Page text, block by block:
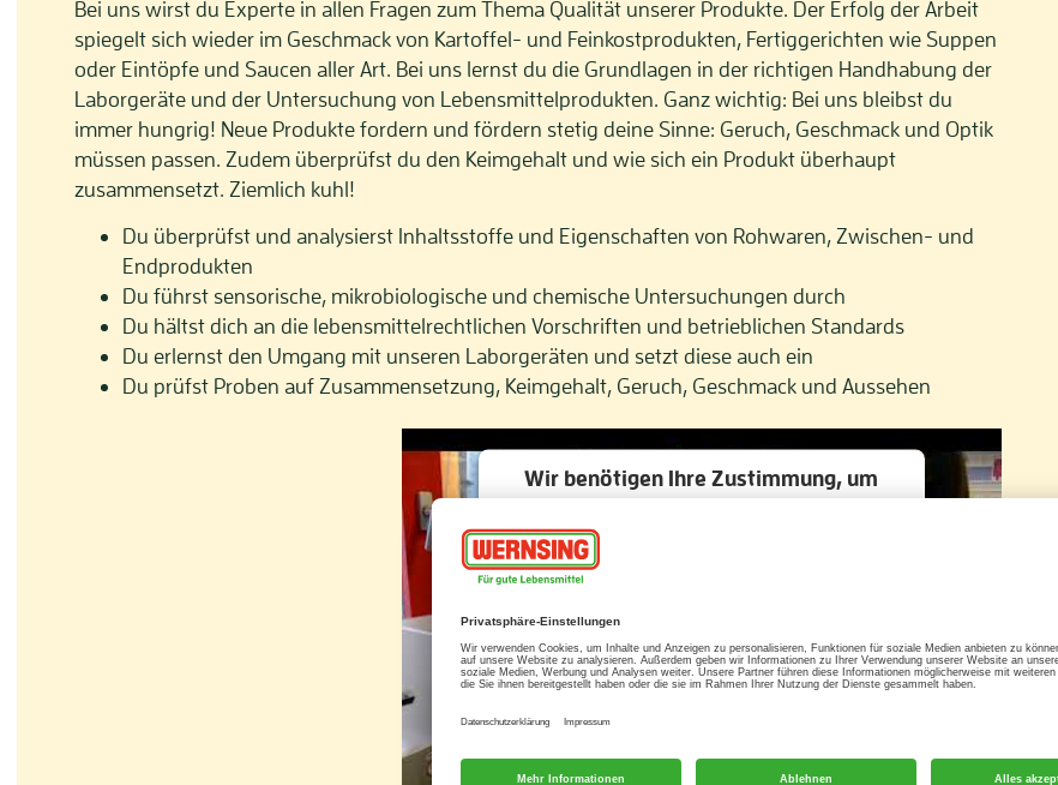
Bei uns wirst du Experte in allen Fragen zum Thema Qualität unserer Produkte. Der Erfolg der Arbeit
spiegelt sich wieder im Geschmack von Kartoffel- und Feinkostprodukten, Fertiggerichten wie Suppen
oder Eintöpfe und Saucen aller Art. Bei uns lernst du die Grundlagen in der richtigen Handhabung der
Laborgeräte und der Untersuchung von Lebensmittelprodukten. Ganz wichtig: Bei uns bleibst du
immer hungrig! Neue Produkte fordern und fördern stetig deine Sinne: Geruch, Geschmack und Optik
müssen passen. Zudem überprüfst du den Keimgehalt und wie sich ein Produkt überhaupt
zusammensetzt. Ziemlich kuhl!
Du überprüfst und analysierst Inhaltsstoffe und Eigenschaften von Rohwaren, Zwischen- und
Endprodukten
Du führst sensorische, mikrobiologische und chemische Untersuchungen durch
Du hältst dich an die lebensmittelrechtlichen Vorschriften und betrieblichen Standards
Du erlernst den Umgang mit unseren Laborgeräten und setzt diese auch ein
Du prüfst Proben auf Zusammensetzung, Keimgehalt, Geruch, Geschmack und Aussehen
Wir benötigen Ihre Zustimmung, um
Wir verwenden einen Service eines
Drittanbieters, um Videoinhalte einzubetten.
sammeln. Bitte lesen Sie die Details durch und
stimmen Sie der Nutzung des Service zu, um
dieses Video anzusehen.